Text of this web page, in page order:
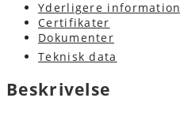
Yderligere information
Certifikater
Dokumenter
Teknisk data
Beskrivelse